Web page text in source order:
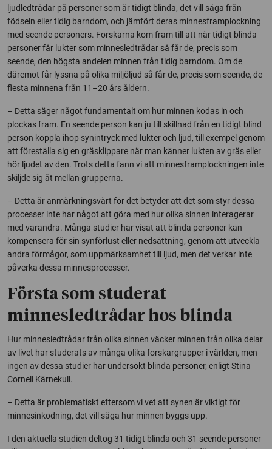
ljudledtrådar på personer som är tidigt blinda, det vill säga från
födseln eller tidig barndom, och jämfört deras minnesframplockning
med seende personers. Forskarna kom fram till att när tidigt blinda
personer får lukter som minnesledtrådar så får de, precis som
seende, den högsta andelen minnen från tidig barndom. Om de
däremot får lyssna på olika miljöljud så får de, precis som seende, de
flesta minnena från 11–20 års åldern.
– Detta säger något fundamentalt om hur minnen kodas in och
plockas fram. En seende person kan ju till skillnad från en tidigt blind
person koppla ihop synintryck med lukter och ljud, till exempel genom
att föreställa sig en gräsklippare när man känner lukten av gräs eller
hör ljudet av den. Trots detta fann vi att minnesframplockningen inte
skiljde sig åt mellan grupperna.
– Detta är anmärkningsvärt för det betyder att det som styr dessa
processer inte har något att göra med hur olika sinnen interagerar
med varandra. Många studier har visat att blinda personer kan
kompensera för sin synförlust eller nedsättning, genom att utveckla
andra förmågor, som uppmärksamhet till ljud, men det verkar inte
påverka dessa minnesprocesser.
Första som studerat
minnesledtrådar hos blinda
Hur minnesledtrådar från olika sinnen väcker minnen från olika delar
av livet har studerats av många olika forskargrupper i världen, men
ingen av dessa studier har undersökt blinda personer, enligt Stina
Cornell Kärnekull.
– Detta är problematiskt eftersom vi vet att synen är viktigt för
minnesinkodning, det vill säga hur minnen byggs upp.
I den aktuella studien deltog 31 tidigt blinda och 31 seende personer